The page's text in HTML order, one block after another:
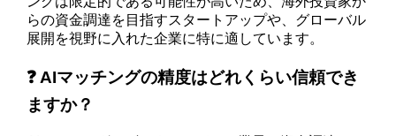
らの資金調達を目指すスタートアップや、グローバル
展開を視野に入れた企業に特に適しています。
❓ AIマッチングの精度はどれくらい信頼でき
ますか？